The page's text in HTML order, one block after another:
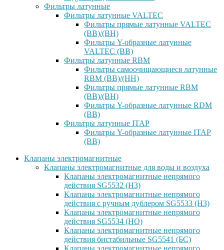
Фильтры латунные
Фильтры латунные VALTEC
Фильтры прямые латунные VALTEC
(ВВ)/(ВН)
Фильтры Y-образные латунные
VALTEC (ВВ)
Фильтры латунные RBM
Фильтры самоочищающиеся латунные
RBM (ВВ)/(НН)
Фильтры прямые латунные RBM
(ВВ)/(ВН)
Фильтры Y-образные латунные RDM
(ВВ)
Фильтры латунные ITAP
Фильтры Y-образные латунные ITAP
(ВВ)
Клапаны электромагнитные
Клапаны электромагнитные для воды и воздуха
Клапаны электромагнитные непрямого
действия SG5532 (НЗ)
Клапаны электромагнитные непрямого
действия с ручным дублером SG5533 (НЗ)
Клапаны электромагнитные непрямого
действия SG5534 (НО)
Клапаны электромагнитные непрямого
действия бистабильные SG5541 (БС)
Клапаны электромагнитные непрямого